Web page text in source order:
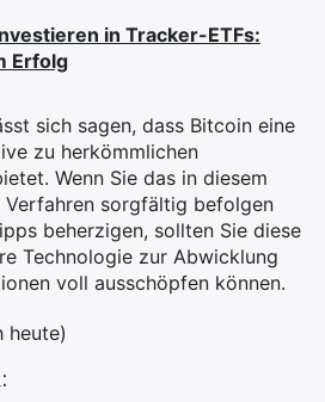
in Tracker-ETFs:
Erfolg
sich sagen, dass Bitcoin eine
zu herkömmlichen
Wenn Sie das in diesem
sorgfältig befolgen
beherzigen, sollten Sie diese
Technologie zur Abwicklung
voll ausschöpfen können.
heute)